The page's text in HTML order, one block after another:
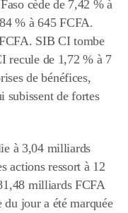
cède de 7,42 % à
% à 645 FCFA.
SIB CI tombe
recule de 1,72 % à 7
de bénéfices,
de fortes
à 3,04 milliards
actions ressort à 12
milliards FCFA
jour a été marquée